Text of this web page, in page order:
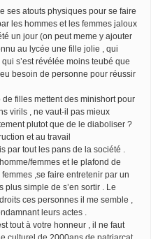
ses atouts physiques pour se faire
les hommes et les femmes jaloux
un jour (on peut meme y ajouter
au lycée une fille jolie , qui
s’est révélée moins teubé que
besoin de personne pour réussir
filles mettent des minishort pour
virils , ne vaut-il pas mieux
plutot que de le diaboliser ?
et au travail
par tout les pans de la société .
femmes et le plafond de
,se faire entretenir par un
simple de s’en sortir . Le
ces personnes il me semble ,
leurs actes .
tout à votre honneur , il ne faut